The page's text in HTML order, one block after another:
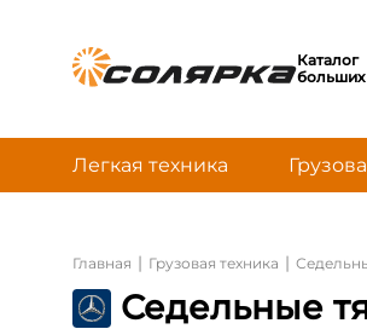
Каталог
Легкая техника
Главная | Грузовая техника |
Седельные